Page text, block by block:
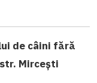
de câini fără
Mircești